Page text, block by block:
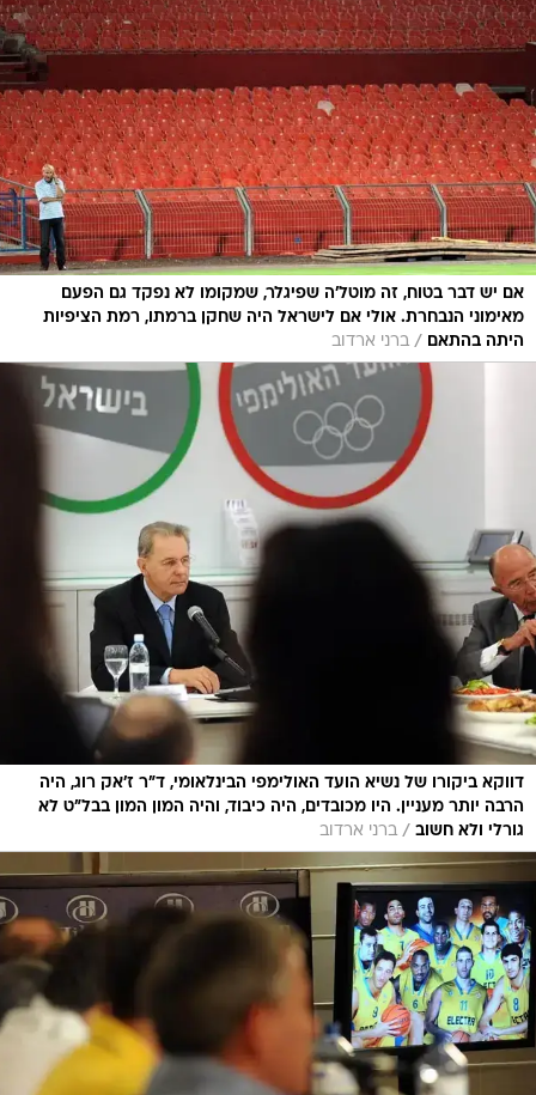
אם יש דבר בטוח, זה מוטל'ה שפיגלר, שמקומו לא נפקד גם הפעם
מאימוני הנבחרת. אולי אם לישראל היה שחקן ברמתו, רמת הציפיות
היתה בהתאם
/ ברני ארדוב
דווקא ביקורו של נשיא הועד האולימפי הבינלאומי, ד"ר ז'אק רוג, היה
הרבה יותר מעניין. היו מכובדים, היה כיבוד, והיה המון המון בבל"ט לא
גורלי ולא חשוב / ברני ארדוב